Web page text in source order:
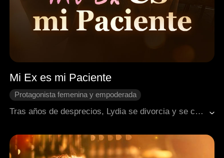
Mi Ex es mi Paciente
Protagonista femenina y empoderada
Arrepentimiento
Tras años de desprecios, Lydia se divorcia y se convierte en una famosa andróloga. Su exesposo, al descubrir que su amante era una farsante, intenta recuperarla y va a su clínica. Pero Lydia ya no es la esposa sumisa; ahora es la doctora que lo recibe fríamente con un bisturí en la mano.